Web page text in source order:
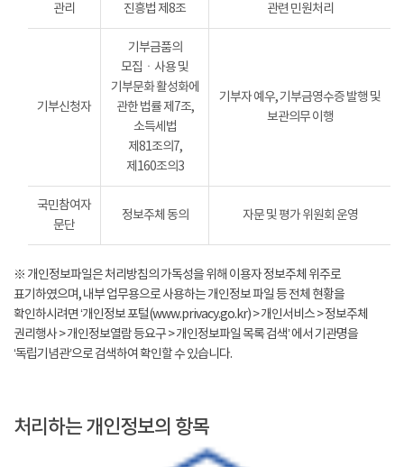
관리
진흥법 제8조
관련 민원처리
기부신청자
기부금품의
모집ㆍ사용 및
기부문화 활성화에
관한 법률 제7조,
소득세법
제81조의7,
제160조의3
기부자 예우, 기부금영수증 발행 및
보관의무 이행
국민참여자
문단
정보주체 동의 자문 및 평가 위원회 운영
※ 개인정보파일은 처리방침의 가독성을 위해 이용자 정보주체 위주로
표기하였으며, 내부 업무용으로 사용하는 개인정보 파일 등 전체 현황을
확인하시려면 ‘개인정보 포털(www.privacy.go.kr) > 개인서비스 > 정보주체
권리행사 > 개인정보열람 등요구 > 개인정보파일 목록 검색’ 에서 기관명을
‘독립기념관’으로 검색하여 확인할 수 있습니다.
처리하는 개인정보의 항목